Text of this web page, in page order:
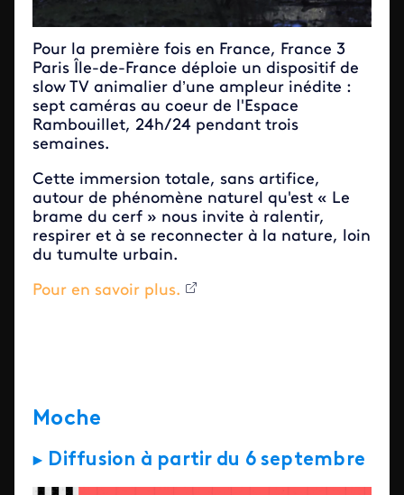
Pour la première fois en France, France 3
Paris Île-de-France déploie un dispositif de
slow TV animalier d’une ampleur inédite :
sept caméras au coeur de l'Espace
Rambouillet, 24h/24 pendant trois
semaines.
Cette immersion totale, sans artifice,
autour de phénomène naturel qu'est « Le
brame du cerf » nous invite à ralentir,
respirer et à se reconnecter à la nature, loin
du tumulte urbain.
Pour en savoir plus.
Moche
► Diffusion à partir du 6 septembre